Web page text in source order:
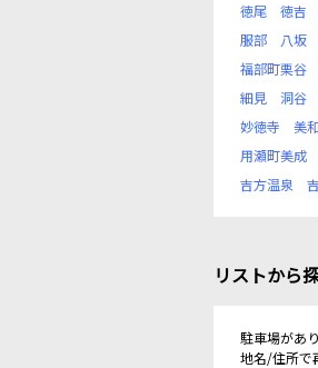
徳尾
徳吉
服部
八坂
福部町栗谷
細見
洞谷
妙徳寺
美和
用瀬町美成
吉方温泉
リストから
駐車場があ
地名/住所で